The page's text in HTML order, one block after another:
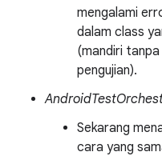
mengalami
dalam class
(mandiri
pengujian).
Sekarang
cara yang